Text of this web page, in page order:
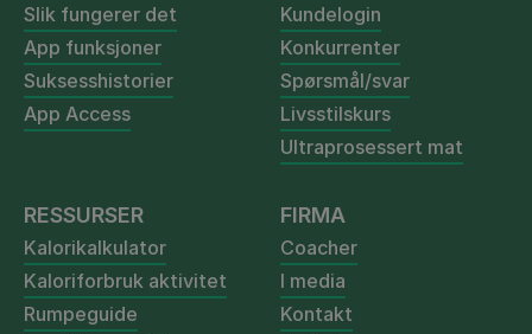
Slik fungerer det
App funksjoner
Suksesshistorier
App Access
Kundelogin
Konkurrenter
Spørsmål/svar
Livsstilskurs
Ultraprosessert mat
RESSURSER
Kalorikalkulator
Kaloriforbruk aktivitet
Rumpeguide
FIRMA
Coacher
I media
Kontakt